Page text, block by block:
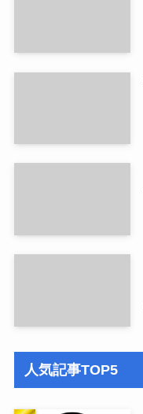
人気記事TOP5